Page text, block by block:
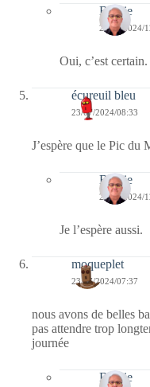
Bernie
24/07/2024/
Oui, c’est certain.
écureuil bleu
23/07/2024/08:33
J’espère que le Pic du
Bernie
24/07/2024/
Je l’espère aussi.
moqueplet
23/07/2024/07:37
nous avons de belles
pas attendre trop
journée
Bernie